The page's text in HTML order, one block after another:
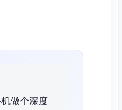
做个深度